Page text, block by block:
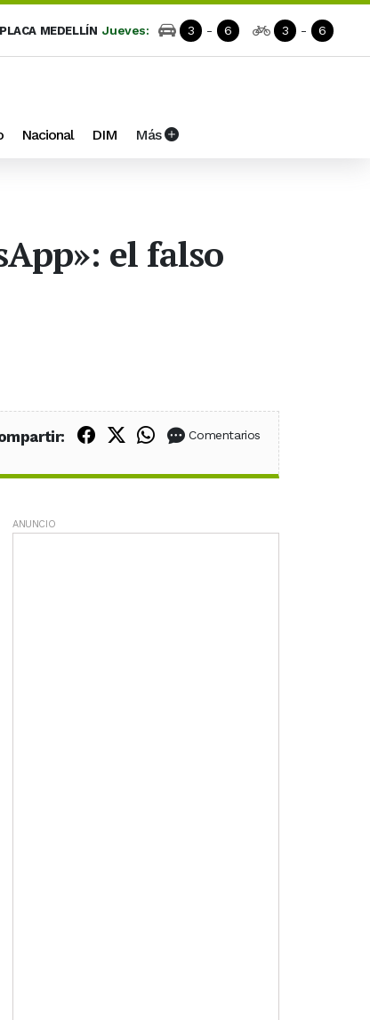
MEDELLÍN Jueves: 3 - 6 3 - 6
Nacional DIM Más
el falso
Compartir en Facebook
Compartir en X (Twitter)
Compartir en WhatsApp
Comentarios
ANUNCIO